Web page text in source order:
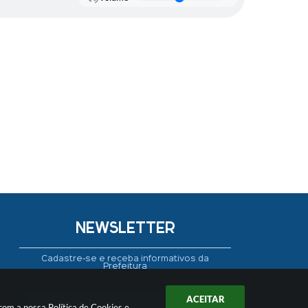
ACEITAR
NEWSLETTER
Cadastre-se e receba informativos da
Prefeitura